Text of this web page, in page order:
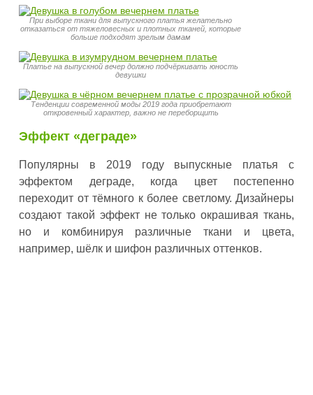
При выборе ткани для выпускного платья желательно
отказаться от тяжеловесных и плотных тканей, которые
больше подходят зрелым дамам
Платье на выпускной вечер должно подчёркивать юность
девушки
Тенденции современной моды 2019 года приобретают
откровенный характер, важно не переборщить
Эффект «деграде»
Популярны в 2019 году выпускные платья с
эффектом деграде, когда цвет постепенно
переходит от тёмного к более светлому. Дизайнеры
создают такой эффект не только окрашивая ткань,
но и комбинируя различные ткани и цвета,
например, шёлк и шифон различных оттенков.